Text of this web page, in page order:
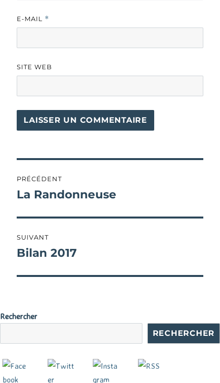
E-MAIL *
SITE WEB
de
PRÉCÉDENT
Publication
La Randonneuse
SUIVANT
Publication
Bilan 2017
Rechercher
RECHERCHER